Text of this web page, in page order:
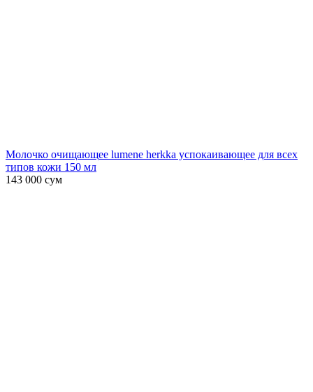
Молочко очищающее lumene herkka успокаивающее для всех
типов кожи 150 мл
143 000 сум